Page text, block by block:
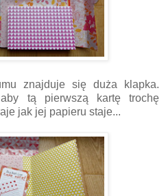
znajduje się duża klapka.
tą pierwszą kartę trochę
jak jej papieru staje...